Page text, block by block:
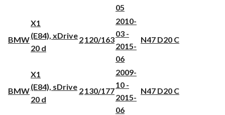
05
BMW
X1
(E84), xDrive
20 d
2120/163
2010-
03 -
2015-
06
N47 D20 C
BMW
X1
(E84), sDrive
20 d
2130/177
2009-
10 -
2015-
06
N47 D20 C